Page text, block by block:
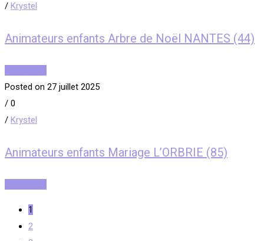
/ Krystel
Animateurs enfants Arbre de Noël NANTES (44)
Posted on 27 juillet 2025
/ 0
/ Krystel
Animateurs enfants Mariage L’ORBRIE (85)
1
2